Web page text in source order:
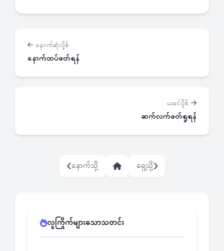
နောက်ဆုံးပို့စ်
နောက်ထပ်ဖတ်ရန်
ယခင်ပို့စ်
ဆက်လက်ဖတ်ရှုရန်
နောက်သို့ ရှေ့သို့
လူကြိုက်များသောသတင်း